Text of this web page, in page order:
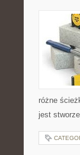
różne
jest